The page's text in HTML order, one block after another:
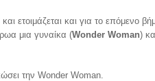
και ετοιμάζεται και για το επόμενο
μια γυναίκα (Wonder Woman)
την Wonder Woman.